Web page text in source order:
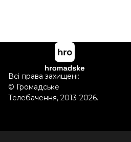
Всі права захищені:
© Громадське
Телебачення, 2013-2026.